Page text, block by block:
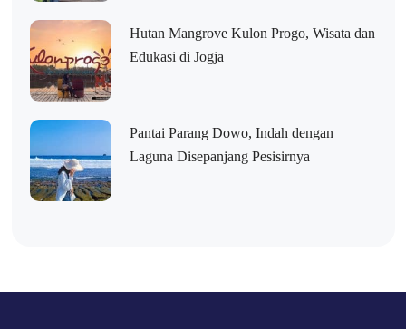
Hutan Mangrove Kulon Progo, Wisata dan
Edukasi di Jogja
Pantai Parang Dowo, Indah dengan
Laguna Disepanjang Pesisirnya